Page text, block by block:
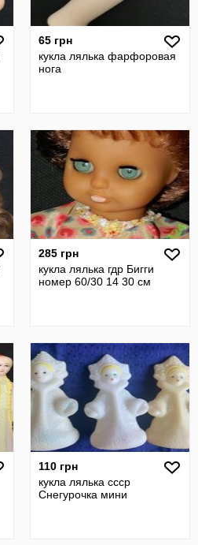
65 грн
кукла лялька фарфоровая
нога
285 грн
кукла лялька гдр Бигги
номер 60/30 14 30 см
110 грн
кукла лялька ссср
Снегурочка мини